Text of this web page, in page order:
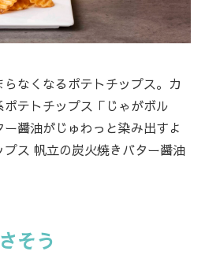
なくなるポテトチップス。カ
テトチップス「じゃがボル
醤油がじゅわっと染み出すよ
プス 帆立の炭火焼きバター醤油
そう